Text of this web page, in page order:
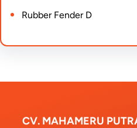
Rubber Fender D
CV. MAHAMERU